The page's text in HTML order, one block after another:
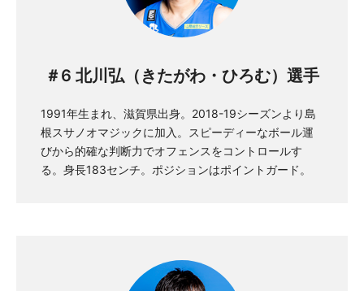
＃6 北川弘（きたがわ・ひろむ）選手
1991年生まれ、滋賀県出身。2018-19シーズンより島
根スサノオマジックに加入。スピーディーなボール運
びから的確な判断力でオフェンスをコントロールす
る。身長183センチ。ポジションはポイントガード。